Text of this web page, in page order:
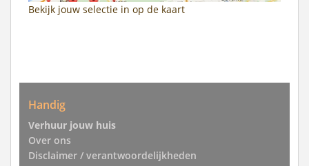
Bekijk jouw selectie in op de kaart
Handig
Verhuur jouw huis
Over ons
Disclaimer / verantwoordelijkheden